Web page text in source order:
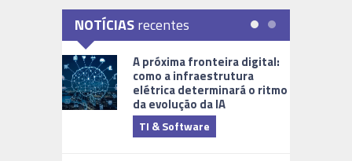
NOTÍCIASrecentes
A próxima fronteira digital:
como a infraestrutura
elétrica determinará o ritmo
da evolução da IA
TI & Software